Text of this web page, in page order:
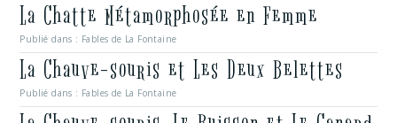
La Chatte Métamorphosée en Femme
Publié dans : Fables de La Fontaine
La Chauve-souris et Les Deux Belettes
Publié dans : Fables de La Fontaine